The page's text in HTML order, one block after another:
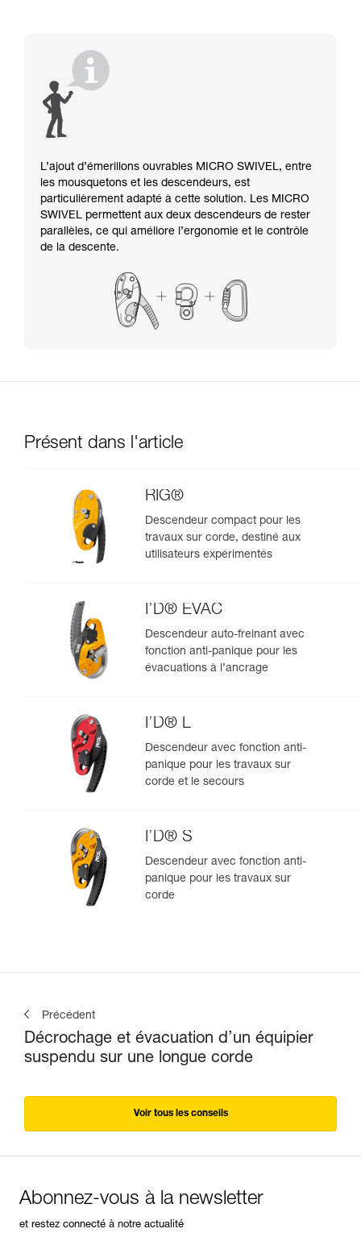
L’ajout d’émerillons ouvrables MICRO SWIVEL, entre
les mousquetons et les descendeurs, est
particulièrement adapté à cette solution. Les MICRO
SWIVEL permettent aux deux descendeurs de rester
parallèles, ce qui améliore l’ergonomie et le contrôle
de la descente.
Présent dans l'article
RIG®
Descendeur compact pour les
travaux sur corde, destiné aux
utilisateurs expérimentés
I’D® EVAC
Descendeur auto-freinant avec
fonction anti-panique pour les
évacuations à l’ancrage
I’D® L
Descendeur avec fonction anti-
panique pour les travaux sur
corde et le secours
I’D® S
Descendeur avec fonction anti-
panique pour les travaux sur
corde
Précédent
Décrochage et évacuation d’un équipier
suspendu sur une longue corde
Voir tous les conseils
Abonnez-vous à la newsletter
et restez connecté à notre actualité